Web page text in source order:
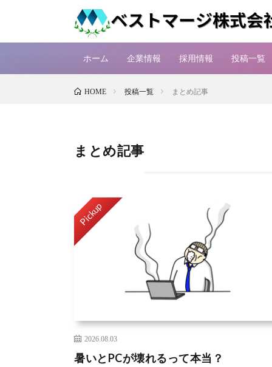
ホーム 企業情報 採用情報 投稿一覧
HOME 投稿一覧 まとめ記事
まとめ記事
Pickup
2026.08.03
暑いとPCが壊れるって本当？